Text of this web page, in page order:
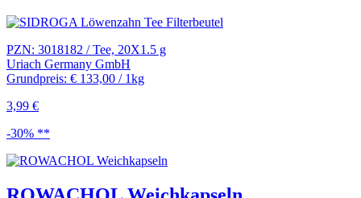
PZN: 3018182 / Tee, 20X1.5 g
Uriach Germany GmbH
Grundpreis: € 133,00 / 1kg
3,99 €
-30% **